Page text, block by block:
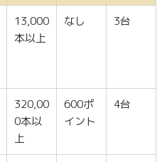
13,000
本以上
なし 3台
320,00
0本以
上
600ポ
イント
4台